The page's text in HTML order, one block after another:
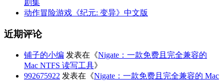
剧集
动作冒险游戏《纪元: 变异》中文版
近期评论
铺子的小编 发表在《Nigate：一款免费且完全兼容的
Mac NTFS 读写工具》
992675922 发表在《Nigate：一款免费且完全兼容的 Mac